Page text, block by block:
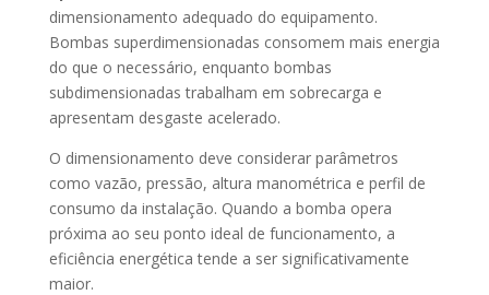
dimensionamento adequado do equipamento.
Bombas superdimensionadas consomem mais energia
do que o necessário, enquanto bombas
subdimensionadas trabalham em sobrecarga e
apresentam desgaste acelerado.
O dimensionamento deve considerar parâmetros
como vazão, pressão, altura manométrica e perfil de
consumo da instalação. Quando a bomba opera
próxima ao seu ponto ideal de funcionamento, a
eficiência energética tende a ser significativamente
maior.